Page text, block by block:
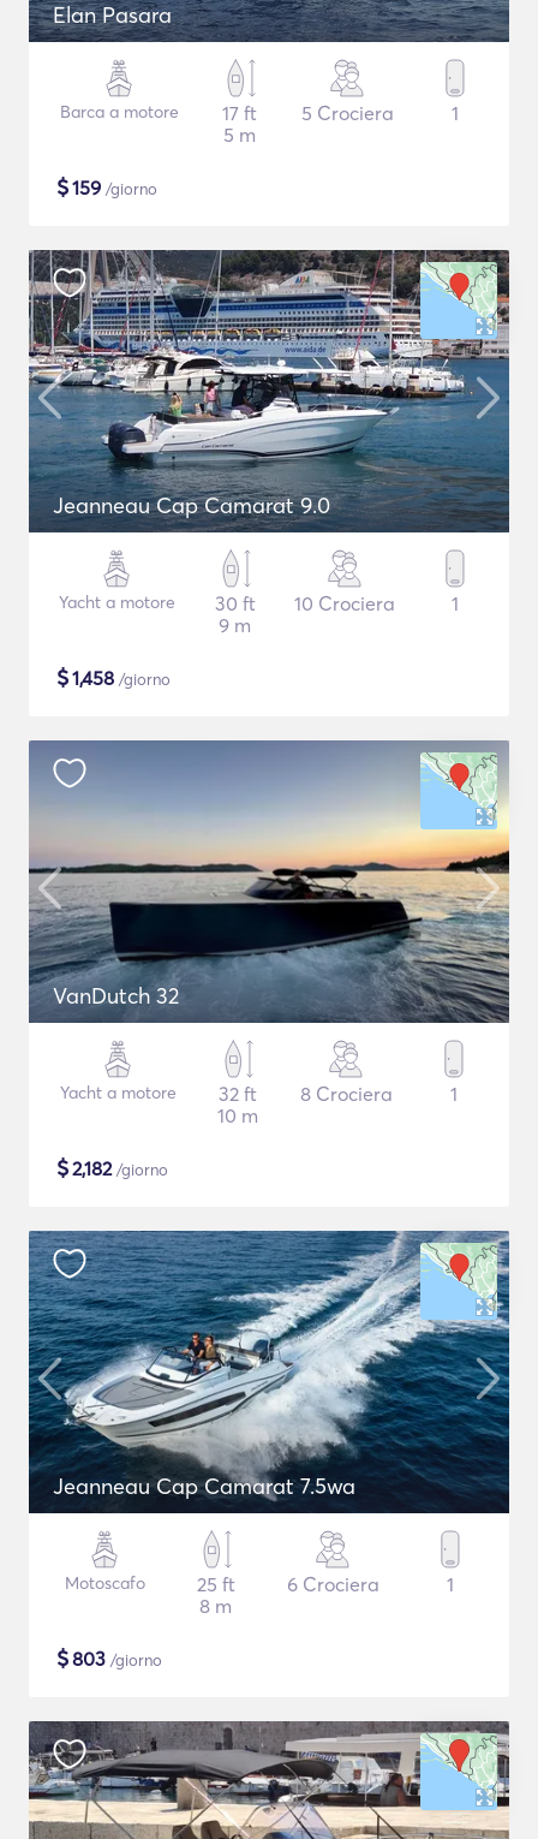
Elan Pasara
Barca a motore
17 ft
5 m
5 Crociera 1
$159 /giorno
Jeanneau Cap Camarat 9.0
Yacht a motore
30 ft
9 m
10 Crociera 1
$1,458 /giorno
VanDutch 32
Yacht a motore
32 ft
10 m
8 Crociera 1
$2,182/giorno
Jeanneau Cap Camarat 7.5wa
Motoscafo
25 ft
8 m
6 Crociera 1
$803 /giorno